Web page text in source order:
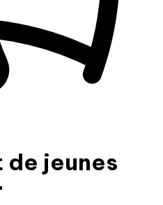
de jeunes